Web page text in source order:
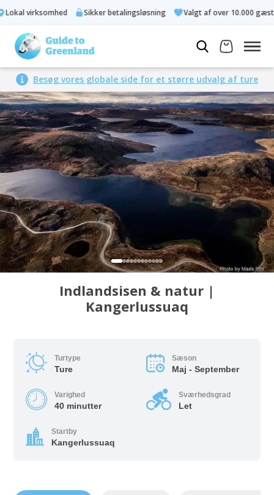
virksomhed Sikker betalingsløsning Valgt af over 10.000 gæster
Besøg vores globale side for et større udvalg af ture
Indlandsisen & natur |
Kangerlussuaq
Turtype
Ture
Sæson
Maj - September
Varighed
40 minutter
Sværhedsgrad
Let
Startby
Kangerlussuaq